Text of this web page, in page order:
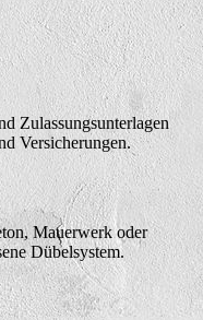
Zulassungsunterlagen
Versicherungen.
Mauerwerk oder
Dübelsystem.